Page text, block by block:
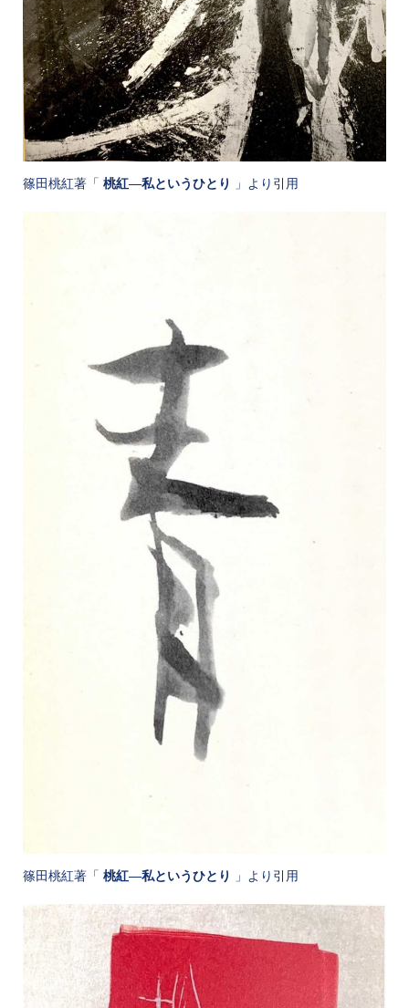
篠田桃紅著「 桃紅―私というひとり 」より引用
篠田桃紅著「 桃紅―私というひとり 」より引用